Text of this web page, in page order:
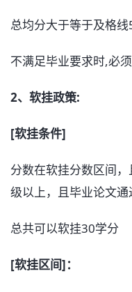
总均分大于等于及格线
不满足毕业要求时,必
2、软挂政策:
[软挂条件]
分数在软挂分数区间
级以上，且毕业论文通
总共可以软挂30学分
[软挂区间]：